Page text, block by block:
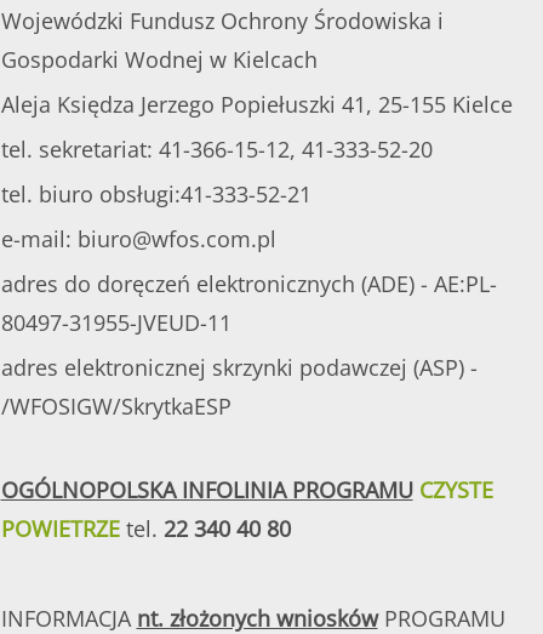
Wojewódzki Fundusz Ochrony Środowiska i
Gospodarki Wodnej w Kielcach
Aleja Księdza Jerzego Popiełuszki 41, 25-155 Kielce
tel. sekretariat: 41-366-15-12, 41-333-52-20
tel. biuro obsługi:41-333-52-21
e-mail: biuro@wfos.com.pl
adres do doręczeń elektronicznych (ADE) - AE:PL-
80497-31955-JVEUD-11
adres elektronicznej skrzynki podawczej (ASP) -
/WFOSIGW/SkrytkaESP
OGÓLNOPOLSKA INFOLINIA PROGRAMUCZYSTE
POWIETRZEtel. 22 340 40 80
INFORMACJA nt. złożonych wnioskówPROGRAMU